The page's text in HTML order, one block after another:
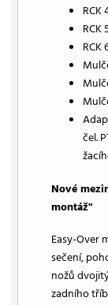
RCK
RCK
RCK
čel.
Nové
montáž"
Easy-Over
sečení,
nožů
zadního